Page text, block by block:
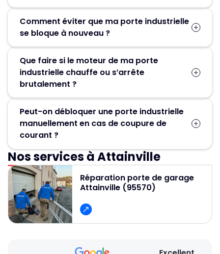
Comment éviter que ma porte industrielle
se bloque à nouveau ?
régulière avec MGParis : lubrification, réglage
des fins de course, contrôle des ressorts et
test du moteur. Cela prolonge la durée de vie
de votre installation.
Que faire si le moteur de ma porte
industrielle chauffe ou s’arrête
brutalement ?
symptôme indique souvent une surchauffe
moteur ou une fin de course déréglée. Nos
spécialistes MGParis peuvent réinitialiser et
recalibrer le système sur place pour éviter
une panne complète.
Peut-on débloquer une porte industrielle
manuellement en cas de coupure de
courant ?
Oui, certaines portes industrielles disposent
d’un système de déverrouillage manuel
(manivelle ou levier de secours). Si vous ne
savez pas l’utiliser, ne forcez pas : un
technicien MGParis peut vous montrer la
bonne méthode lors de l’intervention.
Nos services à Attainville
Réparation porte de garage
Attainville (95570)